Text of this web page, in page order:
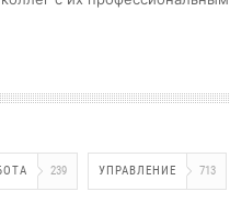
239 УПРАВЛЕНИЕ 713